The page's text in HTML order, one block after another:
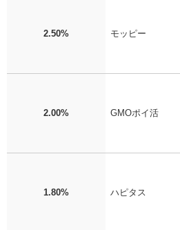
2.50% モッピー
2.00% GMOポイ活
1.80% ハピタス